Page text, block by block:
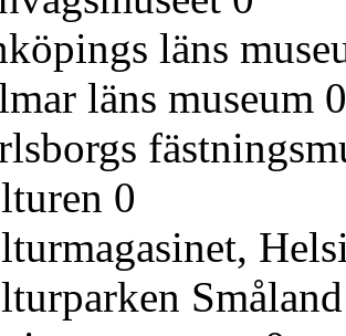
läns
läns museum 0
0
Småland